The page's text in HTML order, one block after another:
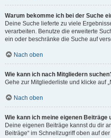
Warum bekomme ich bei der Suche
Deine Suche lieferte zu viele
verarbeiten. Benutze die erweiterte
ein oder beschränke die Suche auf
Nach oben
Wie kann ich nach Mitgliedern
Gehe zur Mitgliederliste und klicke auf
Nach oben
Wie kann ich meine eigenen Beiträge
Deine eigenen Beiträge kannst du dir
Beiträge“ im Schnellzugriff oben auf